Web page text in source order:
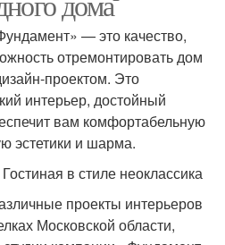
— это качество,
отремонтировать дом
проектом. Это
интерьер, достойный
вам комфортабельную
эстетики и шарма.
в стиле неоклассика
проекты интерьеров
Московской области,